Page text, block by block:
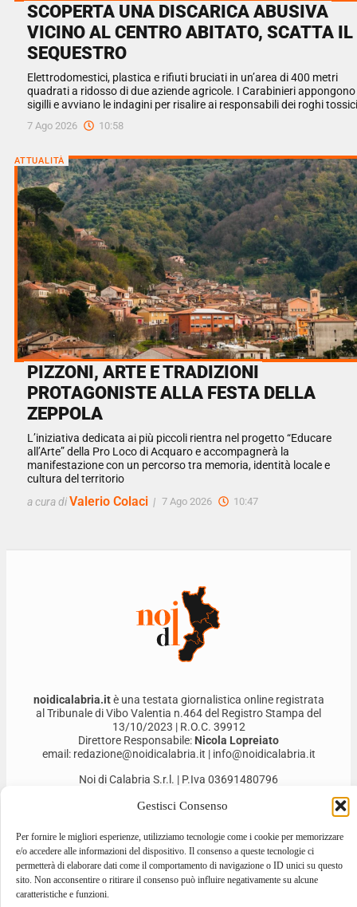
Gestisci Consenso
Per fornire le migliori esperienze, utilizziamo tecnologie come i cookie per memorizzare
e/o accedere alle informazioni del dispositivo. Il consenso a queste tecnologie ci
permetterà di elaborare dati come il comportamento di navigazione o ID unici su questo
sito. Non acconsentire o ritirare il consenso può influire negativamente su alcune
caratteristiche e funzioni.
SCOPERTA UNA DISCARICA ABUSIVA
VICINO AL CENTRO ABITATO, SCATTA IL
SEQUESTRO
Elettrodomestici, plastica e rifiuti bruciati in un’area di 400 metri
quadrati a ridosso di due aziende agricole. I Carabinieri appongono
sigilli e avviano le indagini per risalire ai responsabili dei roghi tossici
7 Ago 2026 10:58
ATTUALITÀ
PIZZONI, ARTE E TRADIZIONI
PROTAGONISTE ALLA FESTA DELLA
ZEPPOLA
L’iniziativa dedicata ai più piccoli rientra nel progetto “Educare
all’Arte” della Pro Loco di Acquaro e accompagnerà la
manifestazione con un percorso tra memoria, identità locale e
cultura del territorio
a cura diValerio Colaci | 7 Ago 2026 10:47
noidicalabria.itè una testata giornalistica online registrata
al Tribunale di Vibo Valentia n.464 del Registro Stampa del
13/10/2023 | R.O.C. 39912
Direttore Responsabile: Nicola Lopreiato
email: redazione@noidicalabria.it | info@noidicalabria.it
Noi di Calabria S.r.l. | P.Iva 03691480796